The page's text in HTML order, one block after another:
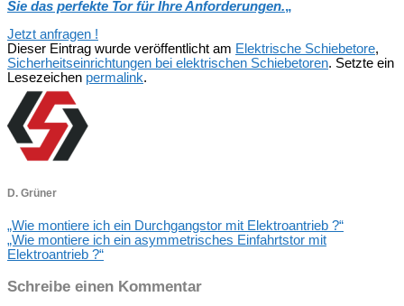
Sie das perfekte Tor für Ihre Anforderungen.„
Jetzt anfragen !
Dieser Eintrag wurde veröffentlicht am Elektrische Schiebetore,
Sicherheitseinrichtungen bei elektrischen Schiebetoren. Setzte ein
Lesezeichen permalink.
D. Grüner
„Wie montiere ich ein Durchgangstor mit Elektroantrieb ?“
„Wie montiere ich ein asymmetrisches Einfahrtstor mit
Elektroantrieb ?“
Schreibe einen Kommentar